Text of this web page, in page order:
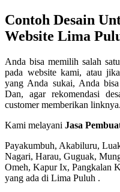
Contoh Desain
Website Lima
Anda bisa memilih salah satu
pada website kami, atau
yang Anda sukai, Anda
Dan, agar rekomendasi
customer memberikan linknya.
Kami melayani Jasa
Payakumbuh, Akabiluru,
Nagari, Harau, Guguak,
Omeh, Kapur Ix, Pangkalan
yang ada di Lima Puluh .